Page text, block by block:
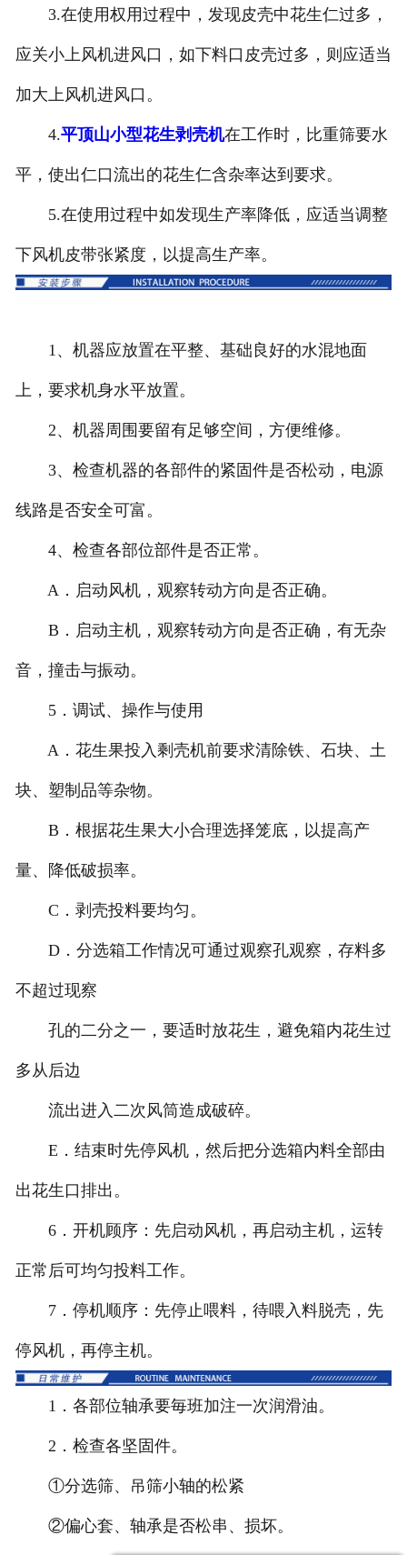
3.在使用权用过程中，发现皮壳中花生仁过多，
应关小上风机进风口，如下料口皮壳过多，则应适当
加大上风机进风口。
4.平顶山小型花生剥壳机在工作时，比重筛要水
平，使出仁口流出的花生仁含杂率达到要求。
5.在使用过程中如发现生产率降低，应适当调整
下风机皮带张紧度，以提高生产率。
1、机器应放置在平整、基础良好的水混地面
上，要求机身水平放置。
2、机器周围要留有足够空间，方便维修。
3、检查机器的各部件的紧固件是否松动，电源
线路是否安全可富。
4、检查各部位部件是否正常。
A．启动风机，观察转动方向是否正确。
B．启动主机，观察转动方向是否正确，有无杂
音，撞击与振动。
5．调试、操作与使用
A．花生果投入剩壳机前要求清除铁、石块、土
块、塑制品等杂物。
B．根据花生果大小合理选择笼底，以提高产
量、降低破损率。
C．剥壳投料要均匀。
D．分选箱工作情况可通过观察孔观察，存料多
不超过现察
孔的二分之一，要适时放花生，避免箱内花生过
多从后边
流出进入二次风筒造成破碎。
E．结束时先停风机，然后把分选箱内料全部由
出花生口排出。
6．开机顾序：先启动风机，再启动主机，运转
正常后可均匀投料工作。
7．停机顺序：先停止喂料，待喂入料脱壳，先
停风机，再停主机。
1．各部位轴承要毎班加注一次润滑油。
2．检查各坚固件。
①分选筛、吊筛小轴的松紧
②偏心套、轴承是否松串、损坏。